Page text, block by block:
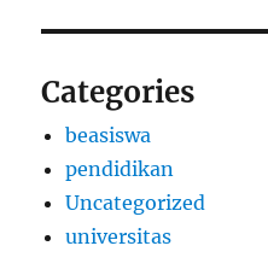
Categories
beasiswa
pendidikan
Uncategorized
universitas